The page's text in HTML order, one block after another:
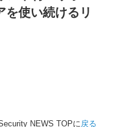
en-US/advisory/CVE-
en-US/advisory/CVE-
を使い続けるリ
NEWS TOPに戻る